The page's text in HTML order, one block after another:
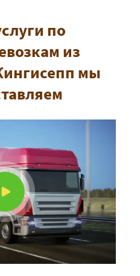
по
из
мы